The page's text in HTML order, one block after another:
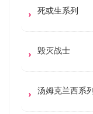
死或生系列
毁灭战士
汤姆克兰西系